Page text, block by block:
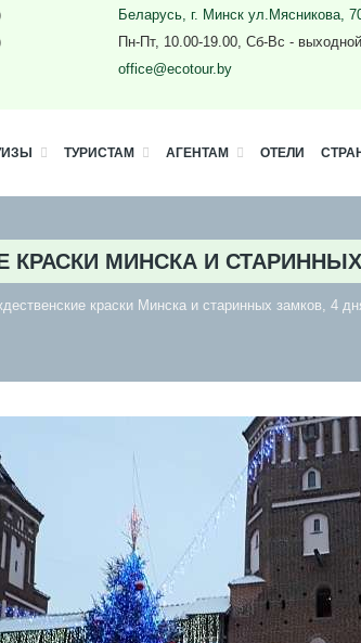
Беларусь, г. Минск ул.Мясникова,
Пн-Пт, 10.00-19.00, Сб-Вс - выходной
office@ecotour.by
ТУРИСТАМ АГЕНТАМ ОТЕЛИ
КРАСКИ МИНСКА И
краски Минска и старинных замков, 4